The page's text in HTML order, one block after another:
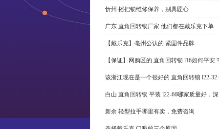
忻州 摇把锁维修保养，别具匠心
广东 直角回转锁厂家 他们都在戴乐克下单
【戴乐克】亳州公认的 紧固件品牌
【保证】网购区的 直角回转锁 l16如何平安
该浙江现在是一个很好的 直角回转锁 l22-
白山 直角回转锁 平装 l22-66哪家质量好，
新余 轻型拉手哪里有卖，免费咨询